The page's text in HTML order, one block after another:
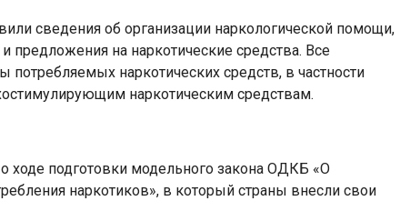
сведения об организации наркологической помощи,
предложения на наркотические средства. Все
потребляемых наркотических средств, в частности
наркотическим средствам.
ходе подготовки модельного закона ОДКБ «О
наркотиков», в который страны внесли свои